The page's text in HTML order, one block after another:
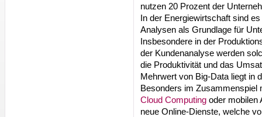
nutzen 20 Prozent der
In der Energiewirtschaft sind
Analysen als Grundlage für
Insbesondere in der
der Kundenanalyse werden
die Produktivität und das
Mehrwert von Big-Data liegt in
Besonders im Zusammenspiel
Cloud Computing oder mobilen
neue Online-Dienste, welche